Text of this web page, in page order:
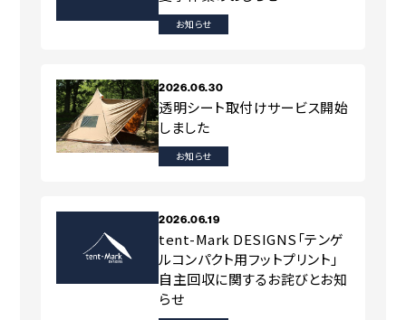
お知らせ
2026.06.30
透明シート取付けサービス開始
しました
お知らせ
2026.06.19
tent-Mark DESIGNS「テンゲ
ルコンパクト用フットプリント」
自主回収に関するお詫びとお知
らせ